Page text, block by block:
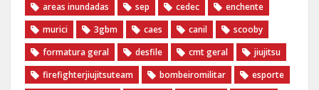
areas inundadas
sep cedec
enchente
murici
3gbm caes canil
scooby
formatura geral
desfile cmt geral
jiujitsu
firefighterjiujitsuteam
bombeiromilitar
esporte